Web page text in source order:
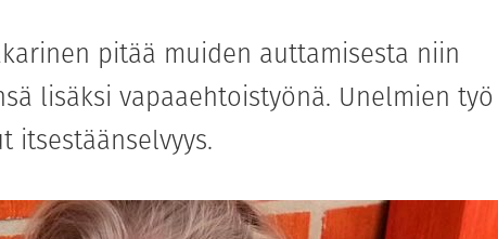
pitää muiden auttamisesta niin
lisäksi vapaaehtoistyönä. Unelmien työ